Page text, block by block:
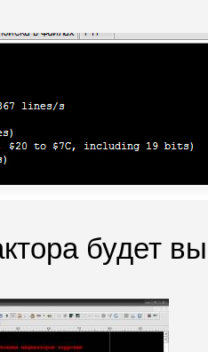
будет